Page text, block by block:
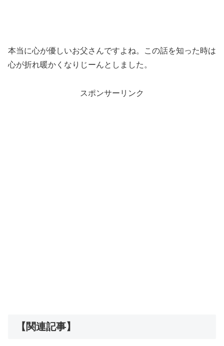
本当に心が優しいお父さんですよね。この話を知った時は
心が折れ暖かくなりじーんとしました。
スポンサーリンク
【関連記事】